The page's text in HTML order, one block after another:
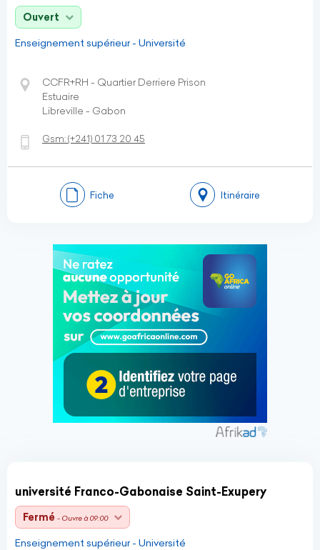
Ouvert
Enseignement supérieur - Université
CCFR+RH - Quartier Derriere Prison
Estuaire
Libreville - Gabon
Gsm:(+241) 01 73 20 45
Fiche Itinéraire
université Franco-Gabonaise Saint-Exupery
Fermé - Ouvre à 09:00
Enseignement supérieur - Université